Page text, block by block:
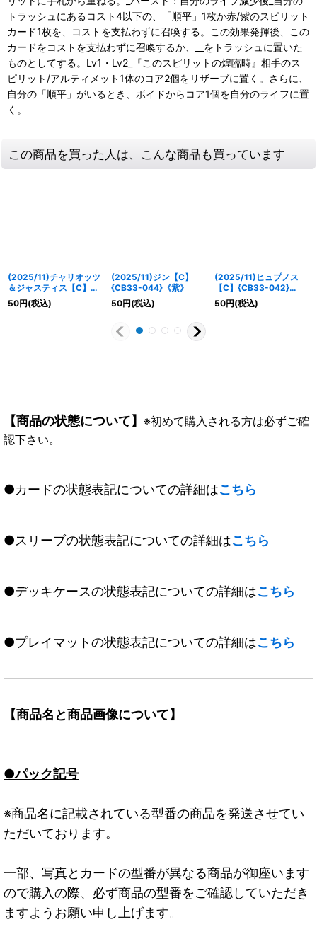
トラッシュにあるコスト4以下の、「順平」1枚か赤/紫のスピリット
カード1枚を、コストを支払わずに召喚する。この効果発揮後、この
カードをコストを支払わずに召喚するか、__をトラッシュに置いた
ものとしてする。Lv1・Lv2_『このスピリットの煌臨時』相手のス
ピリット/アルティメット1体のコア2個をリザーブに置く。さらに、
自分の「順平」がいるとき、ボイドからコア1個を自分のライフに置
く。
この商品を買った人は、こんな商品も買っています
(2025/11)チャリオッツ
＆ジャスティス【C】
{CB33-056}《多》
50円(税込)
(2025/11)ジン【C】
{CB33-044}《紫》
50円(税込)
(2025/11)ヒュプノス
【C】{CB33-042}
《多》
50円(税込)
【商品の状態について】 ※初めて購入される方は必ずご確
認下さい。
●カードの状態表記についての詳細はこちら
●スリーブの状態表記についての詳細はこちら
●デッキケースの状態表記についての詳細はこちら
●プレイマットの状態表記についての詳細はこちら
【商品名と商品画像について】
●パック記号
※商品名に記載されている型番の商品を発送させてい
ただいております。
一部、写真とカードの型番が異なる商品が御座います
ので購入の際、必ず商品の型番をご確認していただき
ますようお願い申し上げます。